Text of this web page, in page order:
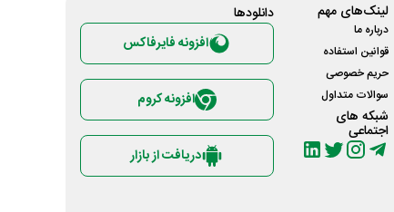
لینک‌های مهم
درباره ما
قوانین استفاده
حریم خصوصی
سوالات متداول
شبکه های
اجتماعی
دانلود‌ها
افزونه فایرفاکس
افزونه کروم
دریافت از بازار